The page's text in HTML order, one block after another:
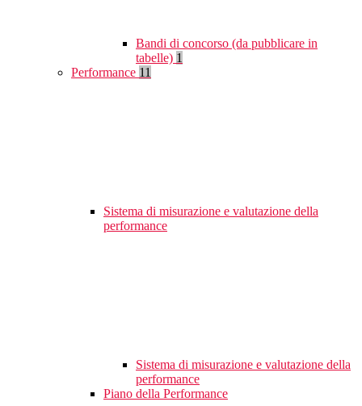
Bandi di concorso (da pubblicare in
tabelle) 1
Performance 11
Sistema di misurazione e valutazione della
performance
Sistema di misurazione e valutazione della
performance
Piano della Performance